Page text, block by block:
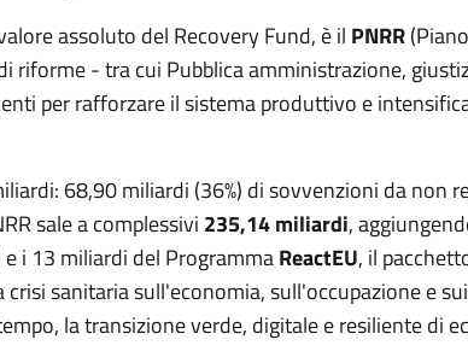
assoluto del Recovery Fund, è il PNRR
riforme - tra cui Pubblica amministrazione,
per rafforzare il sistema produttivo e
68,90 miliardi (36%) di sovvenzioni da non
sale a complessivi 235,14 miliardi,
e i 13 miliardi del ProgrammaReactEU, il
sanitaria sull'economia, sull'occupazione e
la transizione verde, digitale e resiliente di